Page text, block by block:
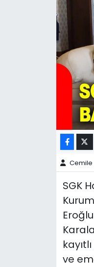
Cemile
SGK
ve
11:11 MANŞET